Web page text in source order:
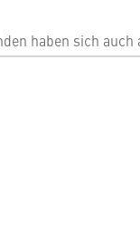
haben sich auch